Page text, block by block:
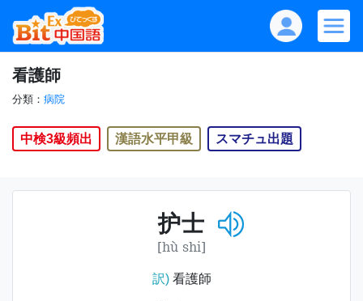
看護師
分類： 病院
中検3級頻出 漢語水平甲級 スマチュ出題
护士
[hù shi]
訳)看護師